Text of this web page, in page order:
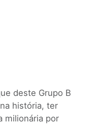
deste Grupo B
história, ter
milionária por